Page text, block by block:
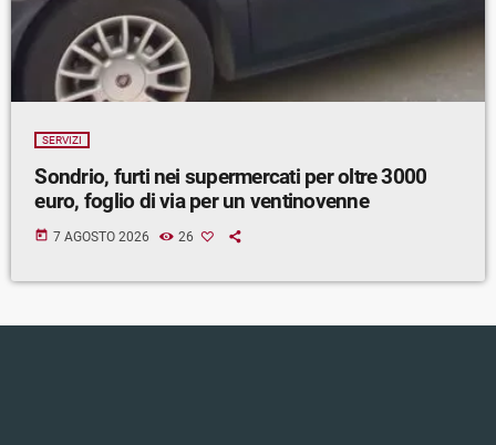
SERVIZI
Sondrio, furti nei supermercati per oltre 3000
euro, foglio di via per un ventinovenne
today 7 AGOSTO 2026 26